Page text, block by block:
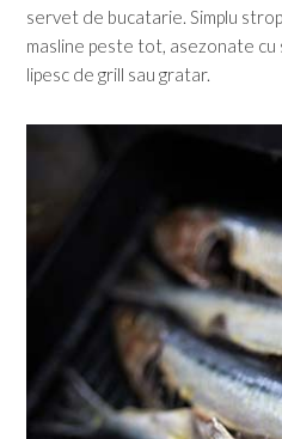
servet de bucatarie. Simplu
masline peste tot, asezonate cu
lipesc de grill sau gratar.